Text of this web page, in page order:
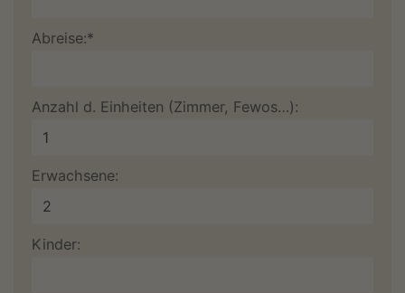
Abreise:*
Anzahl d. Einheiten (Zimmer, Fewos…):
Erwachsene:
Kinder: